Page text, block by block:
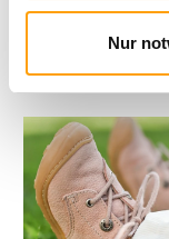
Nur